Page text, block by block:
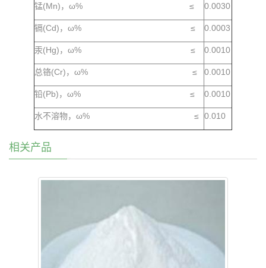
锰(Mn)，ω% ≤ 0.0030
镉(Cd)，ω% ≤ 0.0003
汞(Hg)，ω% ≤ 0.0010
总铬(Cr)，ω% ≤ 0.0010
铅(Pb)，ω% ≤ 0.0010
水不溶物，ω% ≤ 0.010
相关产品